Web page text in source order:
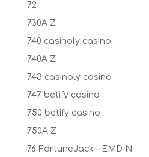
72
730A Z
740 casinoly casino
740A Z
743 casinoly casino
747 betify casino
750 betify casino
750A Z
76 FortuneJack – EMD N